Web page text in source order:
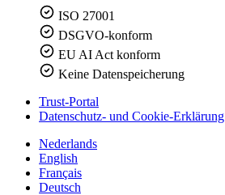
ISO 27001
DSGVO-konform
EU AI Act konform
Keine Datenspeicherung
Trust-Portal
Datenschutz- und Cookie-Erklärung
Nederlands
English
Français
Deutsch